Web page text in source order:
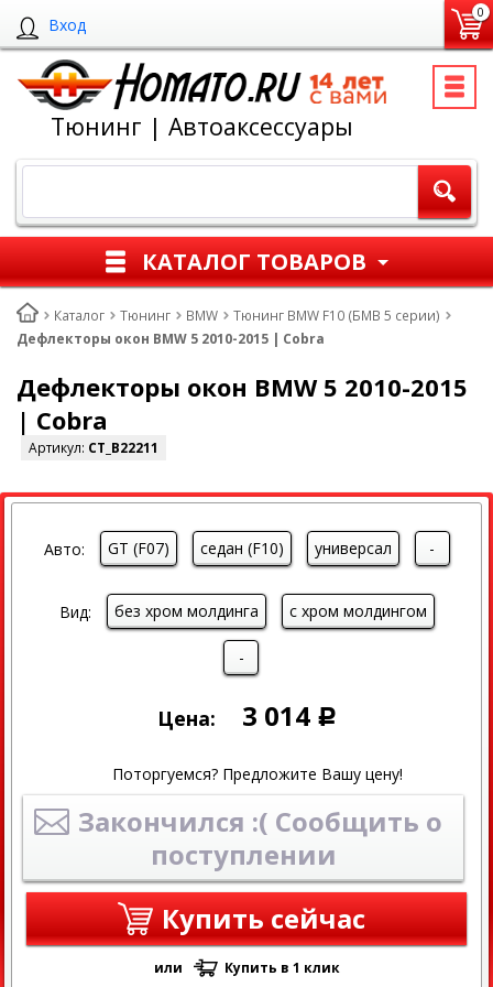
Вход
0
Тюнинг | Автоаксессуары
КАТАЛОГ ТОВАРОВ
Каталог Тюнинг BMW
Тюнинг BMW F10 (БМВ 5 серии)
Дефлекторы окон BMW 5 2010-2015 | Cobra
Дефлекторы окон BMW 5 2010-2015
| Cobra
Артикул: CT_B22211
Авто: GT (F07) седан (F10) универсал -
Вид: без хром молдинга с хром молдингом
-
Цена: 3 014 Р
Поторгуемся? Предложите Вашу цену!
Закончился :( Сообщить о
поступлении
Купить сейчас
или Купить в 1 клик